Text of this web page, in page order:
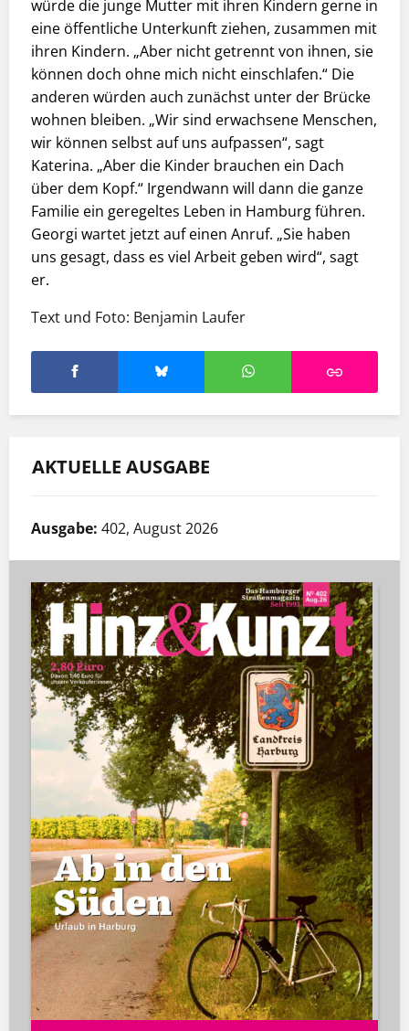
würde die junge Mutter mit ihren Kindern gerne in
eine öffentliche Unterkunft ziehen, zusammen mit
ihren Kindern. „Aber nicht getrennt von ihnen, sie
können doch ohne mich nicht einschlafen.“ Die
anderen würden auch zunächst unter der Brücke
wohnen bleiben. „Wir sind erwachsene Menschen,
wir können selbst auf uns aufpassen“, sagt
Katerina. „Aber die Kinder brauchen ein Dach
über dem Kopf.“ Irgendwann will dann die ganze
Familie ein geregeltes Leben in Hamburg führen.
Georgi wartet jetzt auf einen Anruf. „Sie haben
uns gesagt, dass es viel Arbeit geben wird“, sagt
er.
Text und Foto: Benjamin Laufer
AKTUELLE AUSGABE
Ausgabe: 402, August 2026